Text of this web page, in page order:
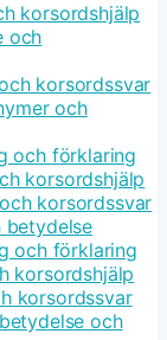
korsordshjälp
och
korsordssvar
och
och förklaring
korsordshjälp
korsordssvar
betydelse
och förklaring
korsordshjälp
korsordssvar
och